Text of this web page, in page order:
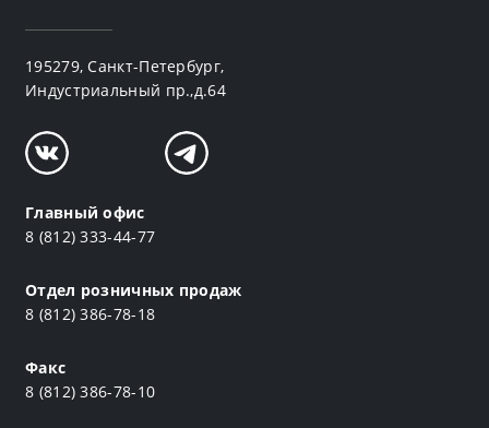
195279, Санкт-Петербург,
Индустриальный пр.,д.64
Главный офис
8 (812) 333-44-77
Отдел розничных продаж
8 (812) 386-78-18
Факс
8 (812) 386-78-10